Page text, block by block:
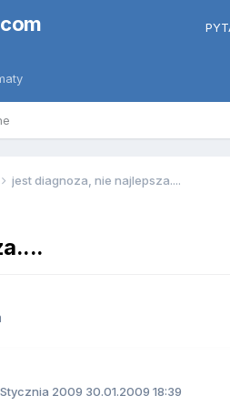
jest diagnoza, nie najlepsza....
2009 30.01.2009 18:39